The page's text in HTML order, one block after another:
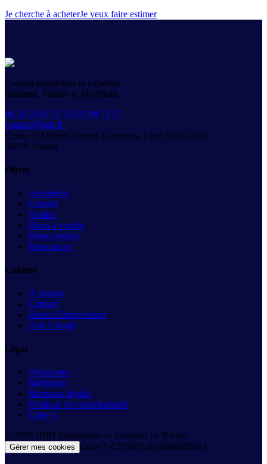
Je cherche à acheterJe veux faire estimer
Conseil immobilier et expertise
bâtiment, Vannes et Morbihan.
06 35 35 07 27·02 97 69 71 17
contact@hiin.fr
Centre d'Affaires Vannes Laroiseau, 1 rue Anita Conti
56000 Vannes
Offres
Acquéreur
Conseil
Vendre
Biens à vendre
Biens vendus
Ressources
Cabinet
À propos
Contact
Zones d'intervention
Avis Google
Légal
Honoraires
Médiation
Mentions légales
Politique de confidentialité
Carte T
© 2026 HIIN Immobilier — Jonathan Le Blevec
Gérer mes cookies Carte T CPI56052016000008863